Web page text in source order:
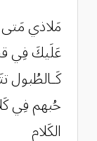
مَلاذي
عَلَيكَ فِي
حُبهم فِي
الكَلام